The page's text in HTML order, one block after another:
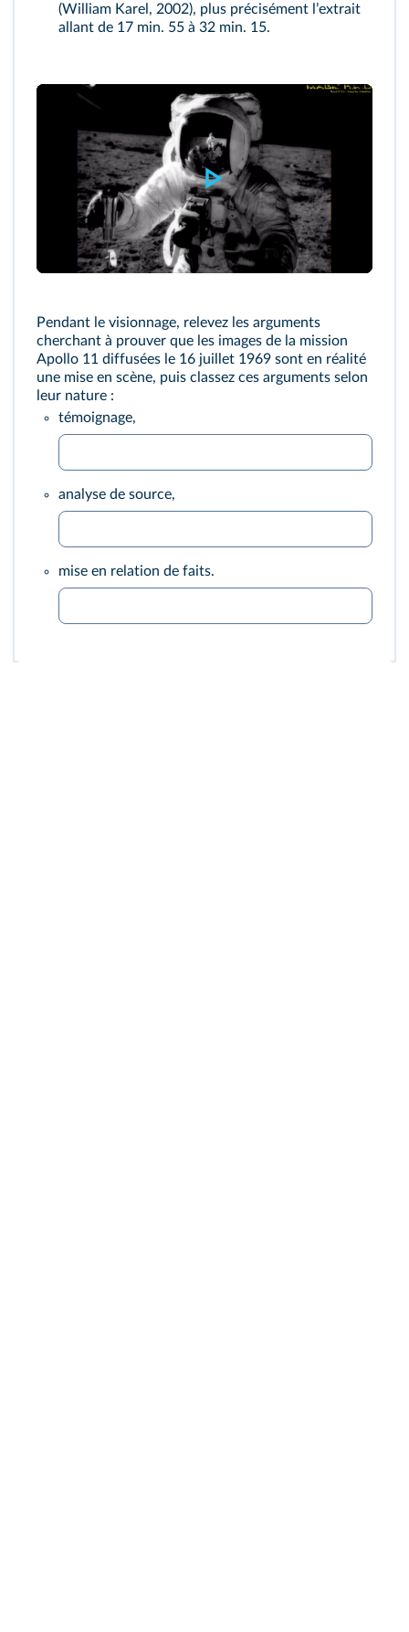
(William Karel, 2002), plus précisément lʼextrait
allant de 17 min. 55 à 32 min. 15.
William Karel
Pendant le visionnage, relevez les arguments
cherchant à prouver que les images de la mission
Apollo 11 diffusées le 16 juillet 1969 sont en réalité
une mise en scène, puis classez ces arguments selon
leur nature :
témoignage,
analyse de source,
mise en relation de faits.